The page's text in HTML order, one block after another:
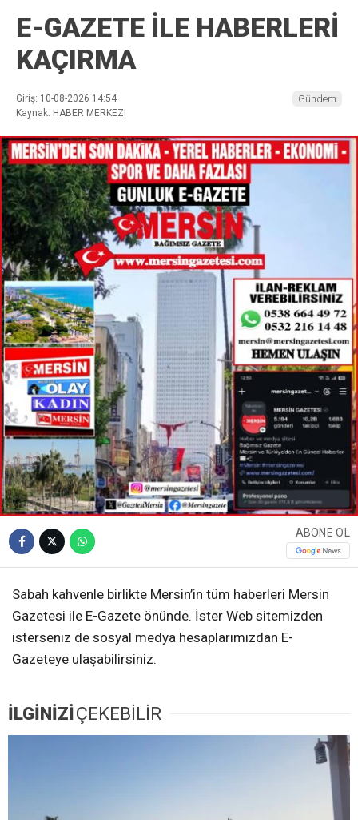
E-GAZETE İLE HABERLERİ
KAÇIRMA
Giriş: 10-08-2026 14:54
Kaynak: HABER MERKEZI
Gündem
ABONE OL
Sabah kahvenle birlikte Mersin’in tüm haberleri Mersin
Gazetesi ile E-Gazete önünde. İster Web sitemizden
isterseniz de sosyal medya hesaplarımızdan E-
Gazeteye ulaşabilirsiniz.
İLGİNİZİÇEKEBİLİR